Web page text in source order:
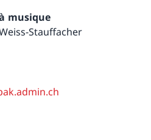
musique
Stauffacher